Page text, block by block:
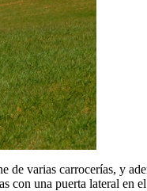
varias carrocerías, y
con una puerta lateral en